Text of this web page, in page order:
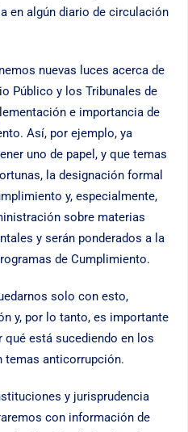
en algún diario de circulación
nuevas luces acerca de
Público y los Tribunales de
e importancia de
Así, por ejemplo, ya
uno de papel, y que temas
la designación formal
y, especialmente,
sobre materias
y serán ponderados a la
de Cumplimiento.
solo con esto,
y, por lo tanto, es importante
qué está sucediendo en los
temas anticorrupción.
y jurisprudencia
con información de